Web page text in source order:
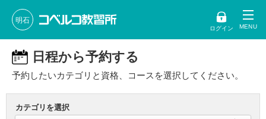
明石
ログイン
日程から予約する
予約したいカテゴリと資格、コースを選択してください。
カテゴリを選択